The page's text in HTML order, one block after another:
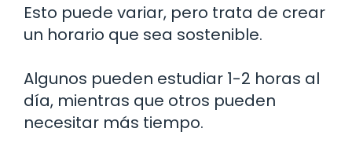
Esto puede variar, pero trata de crear
un horario que sea sostenible.
Algunos pueden estudiar 1-2 horas al
día, mientras que otros pueden
necesitar más tiempo.